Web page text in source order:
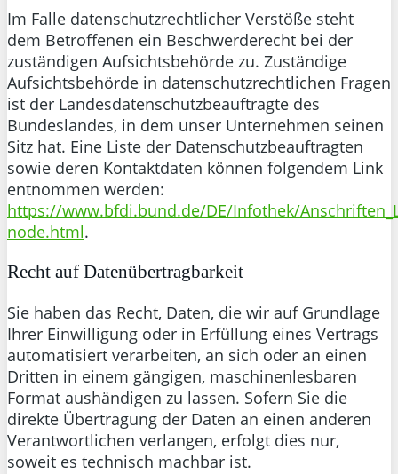
Im Falle datenschutzrechtlicher Verstöße steht
dem Betroffenen ein Beschwerderecht bei der
zuständigen Aufsichtsbehörde zu. Zuständige
Aufsichtsbehörde in datenschutzrechtlichen Fragen
ist der Landesdatenschutzbeauftragte des
Bundeslandes, in dem unser Unternehmen seinen
Sitz hat. Eine Liste der Datenschutzbeauftragten
sowie deren Kontaktdaten können folgendem Link
entnommen werden:
https://www.bfdi.bund.de/DE/Infothek/
node.html.
Recht auf Datenübertragbarkeit
Sie haben das Recht, Daten, die wir auf Grundlage
Ihrer Einwilligung oder in Erfüllung eines Vertrags
automatisiert verarbeiten, an sich oder an einen
Dritten in einem gängigen, maschinenlesbaren
Format aushändigen zu lassen. Sofern Sie die
direkte Übertragung der Daten an einen anderen
Verantwortlichen verlangen, erfolgt dies nur,
soweit es technisch machbar ist.